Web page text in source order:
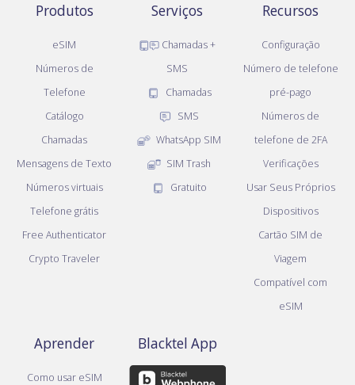
Produtos
eSIM
Números de
Telefone
Catálogo
Chamadas
Mensagens de Texto
Números virtuais
Telefone grátis
Free Authenticator
Crypto Traveler
Serviços
Chamadas +
SMS
Chamadas
SMS
WhatsApp SIM
SIM Trash
Gratuito
Recursos
Configuração
Número de telefone
pré-pago
Números de
telefone de 2FA
Verificações
Usar Seus Próprios
Dispositivos
Cartão SIM de
Viagem
Compatível com
eSIM
Aprender
Como usar eSIM
Blacktel App